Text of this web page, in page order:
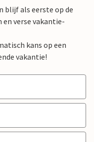
blijf als eerste op de
en verse vakantie-
kans op een
vakantie!